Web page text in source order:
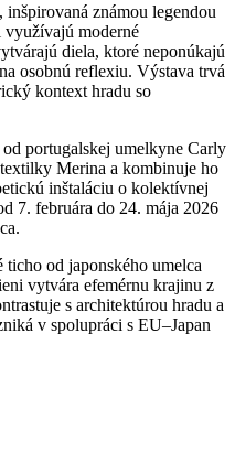
známou legendou
moderné
diela, ktoré neponúkajú
osobnú reflexiu. Výstava trvá
kontext hradu so
portugalskej umelkyne Carly
Merina a kombinuje ho
inštaláciu o kolektívnej
7. februára do 24. mája 2026
od japonského umelca
vytvára efemérnu krajinu z
s architektúrou hradu a
v spolupráci s EU–Japan